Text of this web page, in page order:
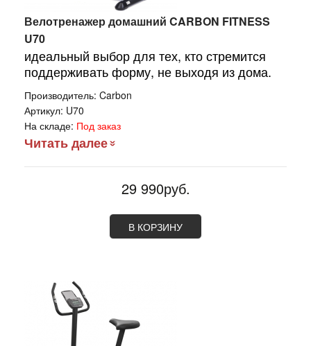
Велотренажер домашний CARBON FITNESS
U70
идеальный выбор для тех, кто стремится
поддерживать форму, не выходя из дома.
Производитель: Carbon
Артикул: U70
На складе: Под заказ
Читать далее
29 990руб.
В КОРЗИНУ